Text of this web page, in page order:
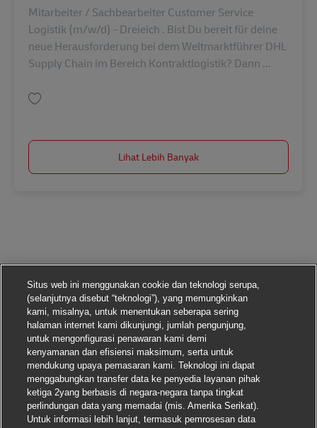
Mitarbeiter / Sachbearbeiter Customer Service
Logistik (m/w/d) - Dreieich . Bist Du bereit für deine
neue Herausforderung bei dem Weltmarktführer DHL
Supply Chain im Bereich Kontraktlogistik? Dann ...
Lihat Lebih Banyak
Situs web ini menggunakan cookie dan teknologi serupa,
(selanjutnya disebut “teknologi”), yang memungkinkan
kami, misalnya, untuk menentukan seberapa sering
halaman internet kami dikunjungi, jumlah pengunjung,
untuk mengonfigurasi penawaran kami demi
kenyamanan dan efisiensi maksimum, serta untuk
mendukung upaya pemasaran kami. Teknologi ini dapat
menggabungkan transfer data ke penyedia layanan pihak
ketiga 2yang berbasis di negara-negara tanpa tingkat
perlindungan data yang memadai (mis. Amerika Serikat).
Untuk informasi lebih lanjut, termasuk pemrosesan data